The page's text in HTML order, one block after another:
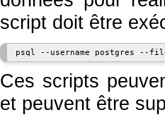
script doit être
Ces scripts
et peuvent être